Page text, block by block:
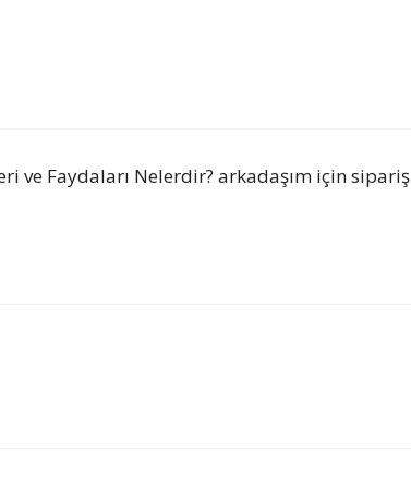
ve Faydaları Nelerdir? arkadaşım için sipariş